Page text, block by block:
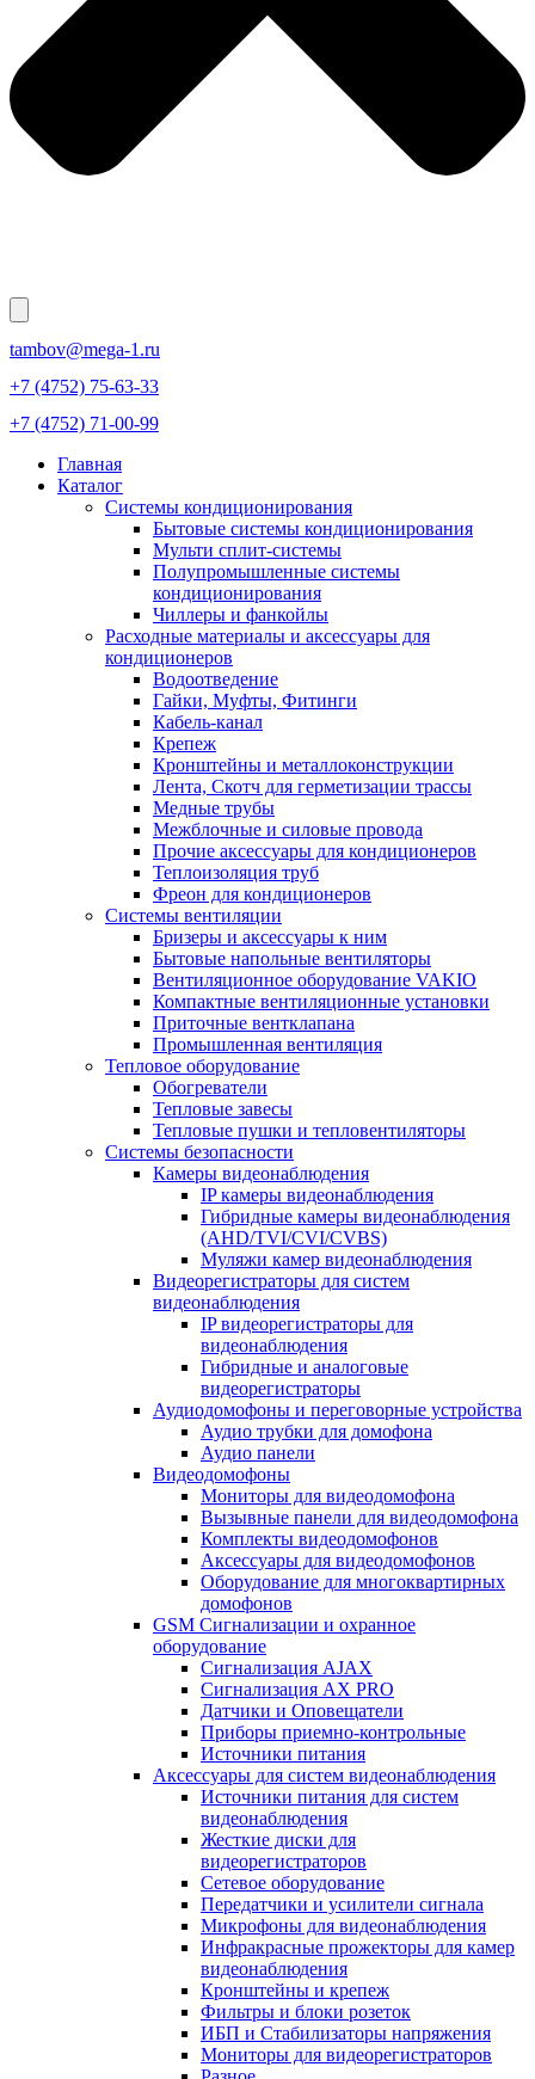
tambov@mega-1.ru
+7 (4752) 75-63-33
+7 (4752) 71-00-99
Главная
Каталог
Системы кондиционирования
Бытовые системы кондиционирования
Мульти сплит-системы
Полупромышленные системы
кондиционирования
Чиллеры и фанкойлы
Расходные материалы и аксессуары для
кондиционеров
Водоотведение
Гайки, Муфты, Фитинги
Кабель-канал
Крепеж
Кронштейны и металлоконструкции
Лента, Скотч для герметизации трассы
Медные трубы
Межблочные и силовые провода
Прочие аксессуары для кондиционеров
Теплоизоляция труб
Фреон для кондиционеров
Системы вентиляции
Бризеры и аксессуары к ним
Бытовые напольные вентиляторы
Вентиляционное оборудование VAKIO
Компактные вентиляционные установки
Приточные вентклапана
Промышленная вентиляция
Тепловое оборудование
Обогреватели
Тепловые завесы
Тепловые пушки и тепловентиляторы
Системы безопасности
Камеры видеонаблюдения
IP камеры видеонаблюдения
Гибридные камеры видеонаблюдения
(AHD/TVI/CVI/CVBS)
Муляжи камер видеонаблюдения
Видеорегистраторы для систем
видеонаблюдения
IP видеорегистраторы для
видеонаблюдения
Гибридные и аналоговые
видеорегистраторы
Аудиодомофоны и переговорные устройства
Аудио трубки для домофона
Аудио панели
Видеодомофоны
Мониторы для видеодомофона
Вызывные панели для видеодомофона
Комплекты видеодомофонов
Аксессуары для видеодомофонов
Оборудование для многоквартирных
домофонов
GSM Сигнализации и охранное
оборудование
Сигнализация AJAX
Сигнализация AX PRO
Датчики и Оповещатели
Приборы приемно-контрольные
Источники питания
Аксессуары для систем видеонаблюдения
Источники питания для систем
видеонаблюдения
Жесткие диски для
видеорегистраторов
Сетевое оборудование
Передатчики и усилители сигнала
Микрофоны для видеонаблюдения
Инфракрасные прожекторы для камер
видеонаблюдения
Кронштейны и крепеж
Фильтры и блоки розеток
ИБП и Стабилизаторы напряжения
Мониторы для видеорегистраторов